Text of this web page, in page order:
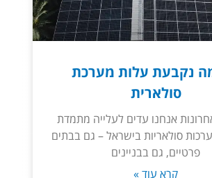
נקבעת עלות מערכת
סולארית
אנחנו עדים לעלייה מתמדת
סולאריות בישראל – גם בבתים
פרטיים, גם בבניינים
קרא עוד »